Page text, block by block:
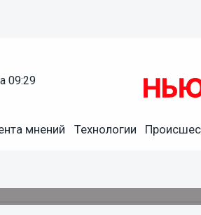
09:29
мнений Технологии
оценку
которая поможет